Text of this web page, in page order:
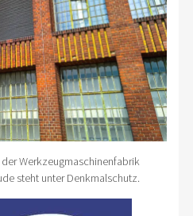
Werkzeugmaschinenfabrik
steht unter Denkmalschutz.